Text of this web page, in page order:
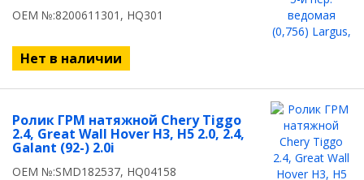
OEM №:8200611301, HQ301
Нет в наличии
Ролик ГРМ натяжной Chery Tiggo
2.4, Great Wall Hover H3, H5 2.0, 2.4,
Galant (92-) 2.0i
OEM №:SMD182537, HQ04158